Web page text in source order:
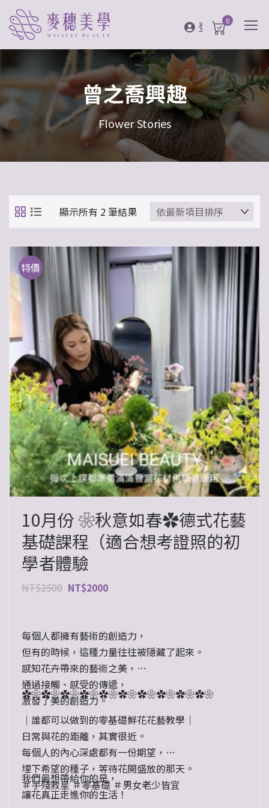
登入 0
曾之喬興趣
Flower Stories
顯示所有 2 筆結果
特價
10月份 ❀秋意如春✿德式花藝
基礎課程（適合想考證照的初
學者體驗
NT$2500 NT$2000
每個人都擁有藝術的創造力，
但有的時候，這種力量往往被隱藏了起來。
感知花卉帶來的藝術之美，
通過接觸、感受的傳遞，
激發了美的創造力。
✿❀✿❀✿❀✿❀✿❀✿❀✿❀✿❀✿❀✿❀
｜誰都可以做到的零基礎鮮花花藝教學｜
日常與花的距離，其實很近。
每個人的內心深處都有一份期望，
埋下希望的種子，等待花開盛放的那天。
＃手殘救星 ＃零基礎 ＃男女老少皆宜
我們最想帶給你的是，
讓花真正走進你的生活！